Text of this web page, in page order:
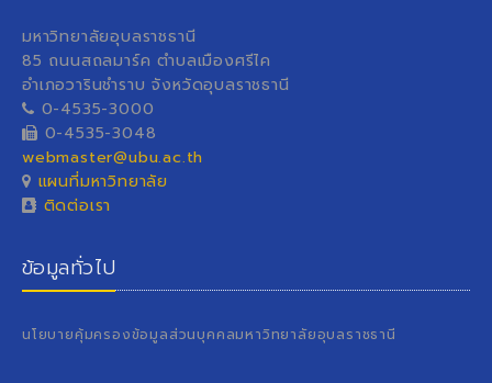
มหาวิทยาลัยอุบลราชธานี
85 ถนนสถลมาร์ค ตำบลเมืองศรีไค
อำเภอวารินชำราบ จังหวัดอุบลราชธานี
0-4535-3000
0-4535-3048
webmaster@ubu.ac.th
แผนที่มหาวิทยาลัย
ติดต่อเรา
ข้อมูลทั่วไป
นโยบายคุ้มครองข้อมูลส่วนบุคคลมหาวิทยาลัยอุบลราชธานี